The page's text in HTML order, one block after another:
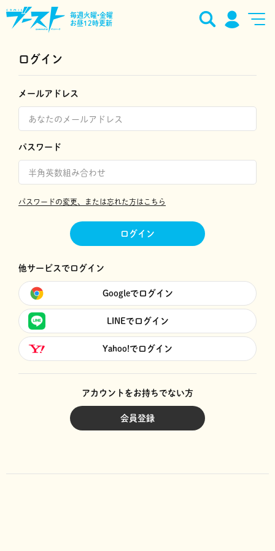
毎週火曜•金曜
お昼12時更新
ログイン
メールアドレス
パスワード
パスワードの変更、または忘れた方はこちら
ログイン
他サービスでログイン
Googleでログイン
LINEでログイン
Yahoo!でログイン
アカウントをお持ちでない方
会員登録